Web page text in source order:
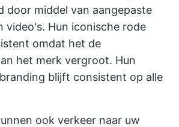
door middel van aangepaste
video's. Hun iconische rode
omdat het de
het merk vergroot. Hun
blijft consistent op alle
ook verkeer naar uw